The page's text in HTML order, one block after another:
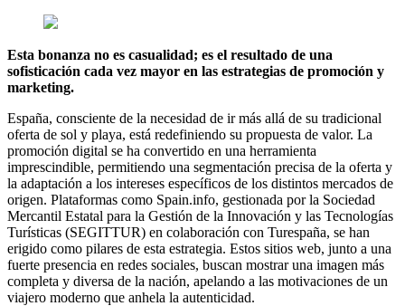
Esta bonanza no es casualidad; es el resultado de una
sofisticación cada vez mayor en las estrategias de promoción y
marketing.
España, consciente de la necesidad de ir más allá de su tradicional
oferta de sol y playa, está redefiniendo su propuesta de valor. La
promoción digital se ha convertido en una herramienta
imprescindible, permitiendo una segmentación precisa de la oferta y
la adaptación a los intereses específicos de los distintos mercados de
origen. Plataformas como Spain.info, gestionada por la Sociedad
Mercantil Estatal para la Gestión de la Innovación y las Tecnologías
Turísticas (SEGITTUR) en colaboración con Turespaña, se han
erigido como pilares de esta estrategia. Estos sitios web, junto a una
fuerte presencia en redes sociales, buscan mostrar una imagen más
completa y diversa de la nación, apelando a las motivaciones de un
viajero moderno que anhela la autenticidad.